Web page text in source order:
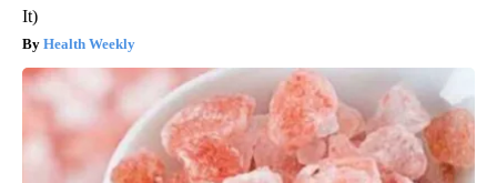
It)
Health Weekly